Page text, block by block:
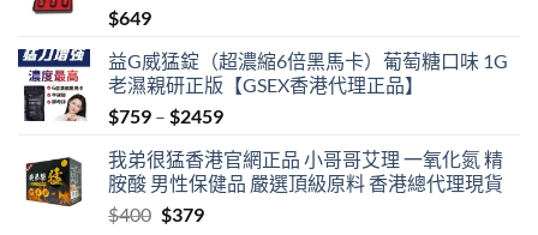
$649
益G威猛錠（超濃縮6倍黑馬卡）葡萄糖口味 1G
老濕親研正版【GSEX香港代理正品】
$759 – $2459Price
$759
through
我弟很猛香港官網正品 小哥哥艾理 一氧化氮 精
胺酸 男性保健品 嚴選頂級原料 香港總代理現貨
$400 Original
$379Current